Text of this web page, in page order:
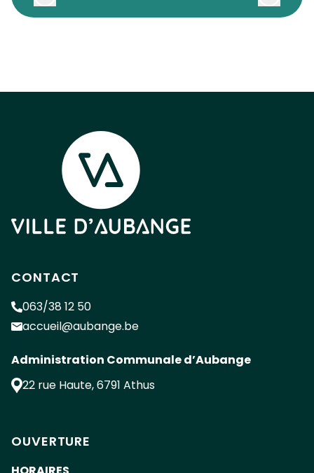
CONTACT
063/38 12 50
accueil@aubange.be
Administration Communale d’Aubange
22 rue Haute,6791 Athus
OUVERTURE